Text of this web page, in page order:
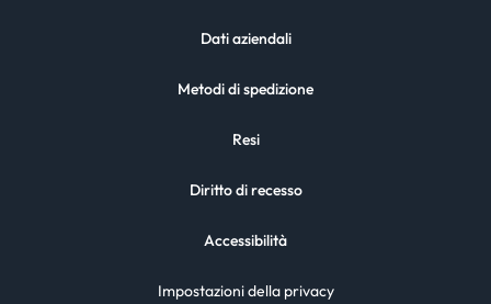
Dati aziendali
Metodi di spedizione
Resi
Diritto di recesso
Accessibilità
Impostazioni della privacy